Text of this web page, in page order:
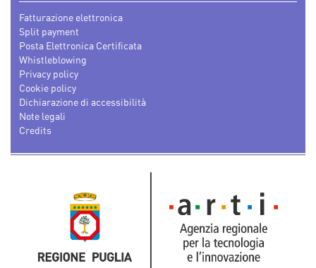
Fatturazione elettronica
Split payment
Posta Elettronica Certificata
Whistleblowing
Privacy policy
Cookie policy
Dichiarazione di accessibilità
Note legali
Credits